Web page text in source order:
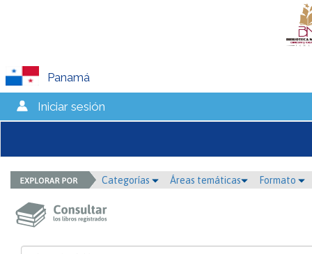
Panamá
Iniciar sesión
Categorías Áreas temáticas Formato